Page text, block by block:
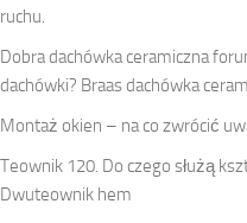
ruchu.
Dobra dachówka ceramiczna
dachówki? Braas dachówka
Montaż okien – na co zwrócić
Teownik 120. Do czego służą
Dwuteownik hem